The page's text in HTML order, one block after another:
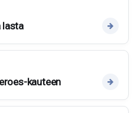
lasta
kauteen